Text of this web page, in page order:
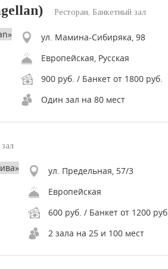
Ресторан, Банкетный зал
ул. Мамина-Сибиряка, 98
Европейская, Русская
900 руб. / Банкет от 1800 руб.
Один зал на 80 мест
ул. Предельная, 57/3
Европейская
600 руб. / Банкет от 1200 руб.
2 зала на 25 и 100 мест